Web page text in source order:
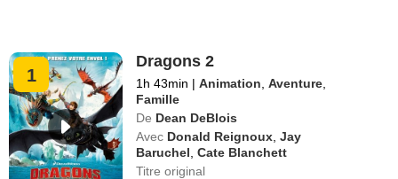
1
Dragons 2
1h 43min | Animation ,Aventure
Famille
De Dean DeBlois
Avec Donald Reignoux ,Jay
Baruchel ,Cate Blanchett
Titre original